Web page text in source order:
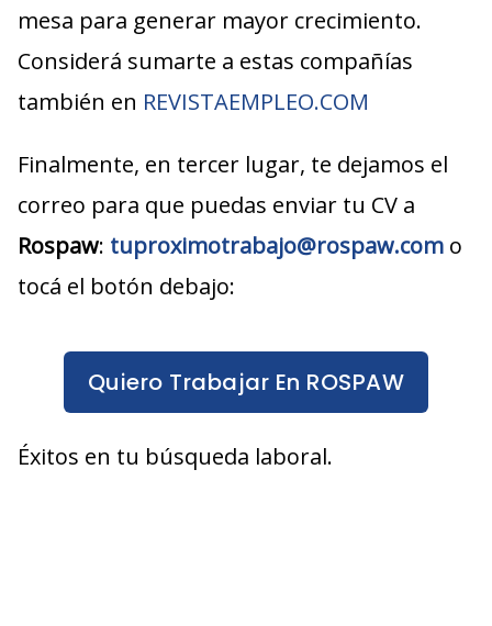
mesa para generar mayor crecimiento.
Considerá sumarte a estas compañías
también en REVISTAEMPLEO.COM
Finalmente, en tercer lugar, te dejamos el
correo para que puedas enviar tu CV a
Rospaw: tuproximotrabajo@rospaw.com o
tocá el botón debajo:
Quiero Trabajar En ROSPAW
Éxitos en tu búsqueda laboral.